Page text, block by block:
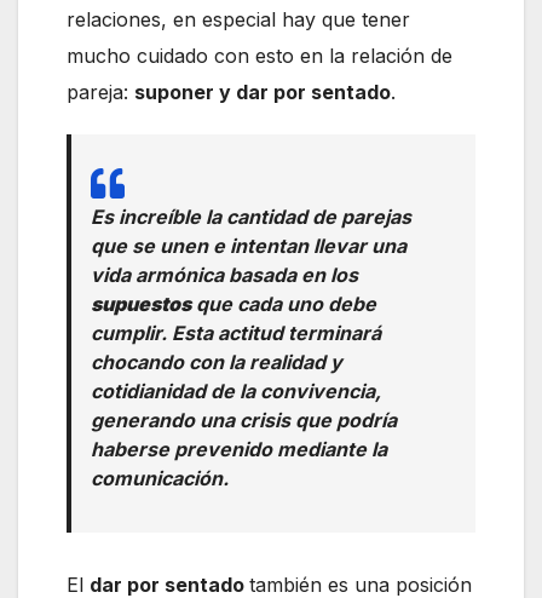
relaciones, en especial hay que tener
mucho cuidado con esto en la relación de
pareja: suponer y dar por sentado.
Es increíble la cantidad de parejas
que se unen e intentan llevar una
vida armónica basada en los
supuestosque cada uno debe
cumplir. Esta actitud terminará
chocando con la realidad y
cotidianidad de la convivencia,
generando una crisis que podría
haberse prevenido mediante la
comunicación.
El dar por sentado también es una posición